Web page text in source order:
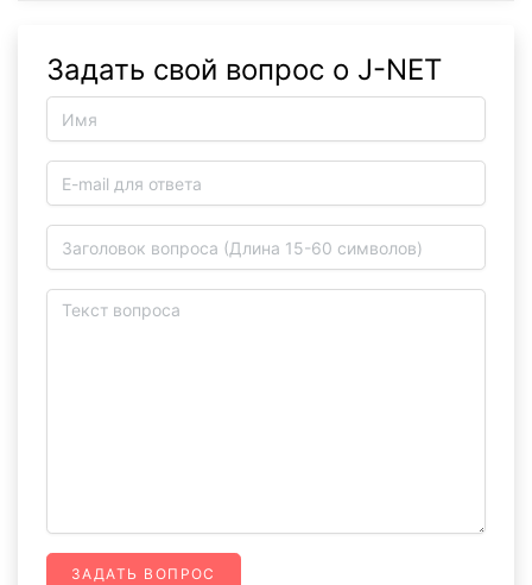
Задать свой вопрос о J-NET
ЗАДАТЬ ВОПРОС